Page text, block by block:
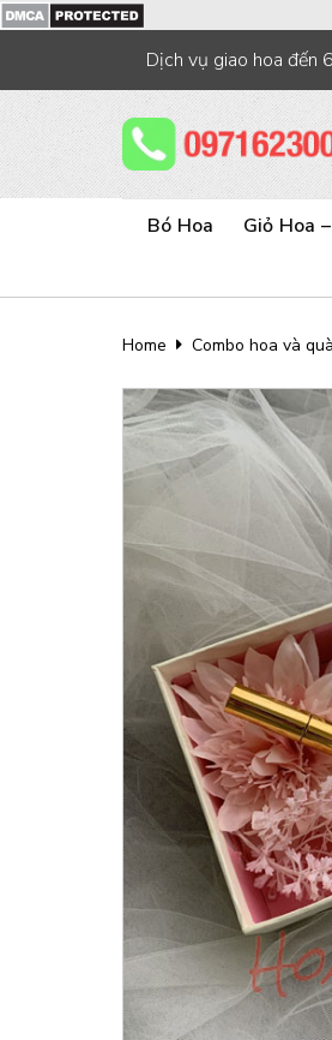
content
Dịch vụ giao hoa đến
Bó Hoa Giỏ Hoa
Home Combo hoa và quà